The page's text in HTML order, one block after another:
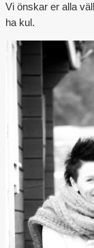
Vi önskar er alla
ha kul.